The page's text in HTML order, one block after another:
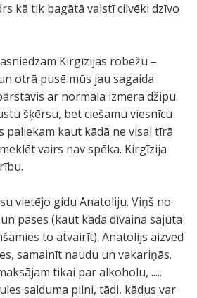
kā tik bagātā valstī cilvēki dzīvo
Kirgīzijas robežu –
otrā pusē mūs jau sagaida
ar normāla izmēra džipu.
šķērsu, bet ciešamu viesnīcu
kaut kādā ne visai tīrā
vairs nav spēka. Kirgīzija
vietējo gidu Anatoliju. Viņš no
pases (kaut kāda dīvaina sajūta
to atvairīt). Anatolijs aizved
samainīt naudu un vakariņās.
tikai par alkoholu, .....
salduma pilni, tādi, kādus var